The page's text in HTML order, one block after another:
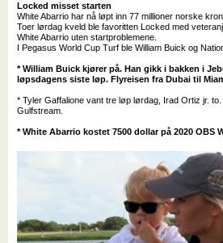
Locked misset starten
White Abarrio har nå løpt inn 77 millioner norske
Toer lørdag kveld ble favoritten Locked med
White Abarrio uten startproblemene.
I Pegasus World Cup Turf ble William Buick og
* William Buick kjører på. Han gikk i bakken i
løpsdagens siste løp. Flyreisen fra Dubai til
* Tyler Gaffalione vant tre løp lørdag, Irad Ortiz jr.
Gulfstream.
* White Abarrio kostet 7500 dollar på 2020 OBS